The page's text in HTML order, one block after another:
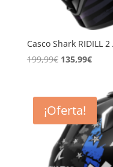
Casco Shark RIDILL
199,99€ El
era:
199,99€.
135,99€El
es:
¡Oferta!